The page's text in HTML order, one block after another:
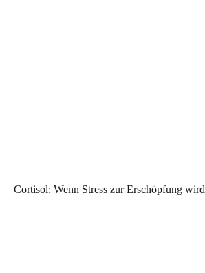
Cortisol: Wenn Stress zur Erschöpfung wird